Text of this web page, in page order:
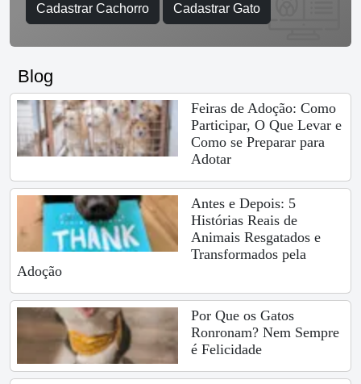
Cadastrar Cachorro Cadastrar Gato
Blog
Feiras de Adoção: Como
Participar, O Que Levar e
Como se Preparar para
Adotar
Antes e Depois: 5
Histórias Reais de
Animais Resgatados e
Transformados pela
Adoção
Por Que os Gatos
Ronronam? Nem Sempre
é Felicidade